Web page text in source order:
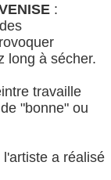
:
long à sécher.
travaille
"bonne" ou
a réalisé